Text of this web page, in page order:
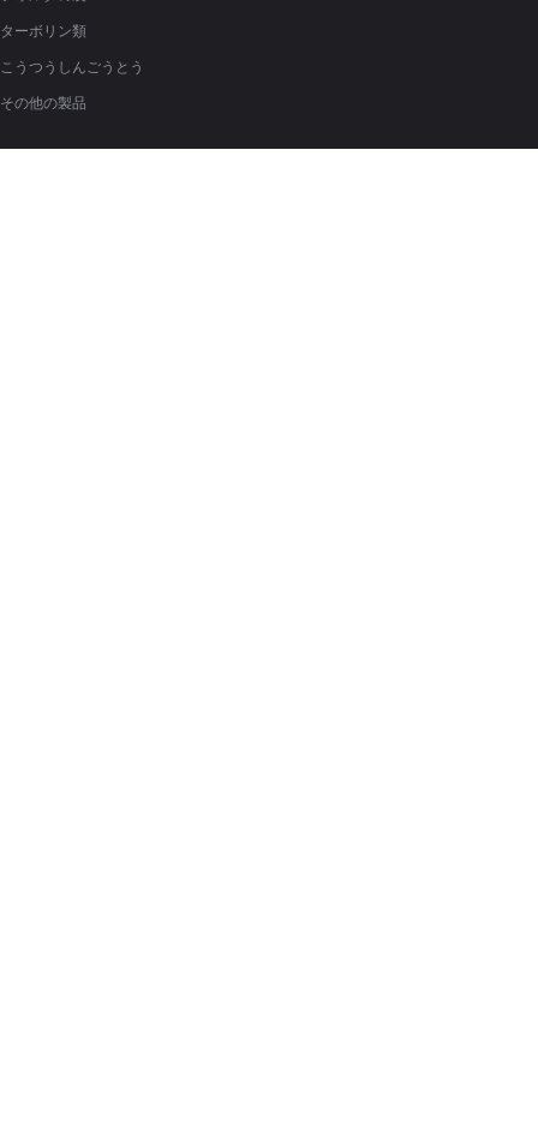
ターボリン類
こうつうしんごうとう
その他の製品